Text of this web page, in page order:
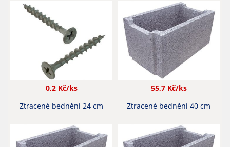
0,2 Kč/ks 55,7 Kč/ks
Ztracené bednění 24 cm
Ztracené bednění 40 cm